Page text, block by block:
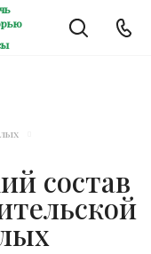
состав